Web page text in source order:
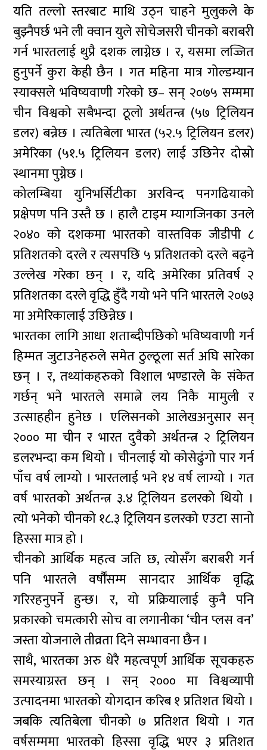
यति तल्लो स्तरबाट माथि उठ्न चाहने मुलुकले के
बुझ्नैपर्छ भने ली क्वान युले सोचेजसरी चीनको बराबरी
गर्न भारतलाई थुप्रै दशक लाग्नेछ । र, यसमा लज्जित
हुनुपर्ने कुरा केही छैन । गत महिना मात्र गोल्डम्यान
स्याक्सले भविष्यवाणी गरेको छ– सन् २०७५ सम्ममा
चीन विश्वको सबैभन्दा ठूलो अर्थतन्त्र (५७ ट्रिलियन
डलर) बन्नेछ । त्यतिबेला भारत (५२.५ ट्रिलियन डलर)
अमेरिका (५१.५ ट्रिलियन डलर) लाई उछिनेर दोस्रो
स्थानमा पुग्नेछ ।
कोलम्बिया युनिभर्सिटीका अरविन्द पनगढियाको
प्रक्षेपण पनि उस्तै छ । हालै टाइम म्यागजिनका उनले
२०४० को दशकमा भारतको वास्तविक जीडीपी ८
प्रतिशतको दरले र त्यसपछि ५ प्रतिशतको दरले बढ्ने
उल्लेख गरेका छन् । र, यदि अमेरिका प्रतिवर्ष २
प्रतिशतका दरले वृद्धि हुँदै गयो भने पनि भारतले २०७३
मा अमेरिकालाई उछिन्नेछ ।
भारतका लागि आधा शताब्दीपछिको भविष्यवाणी गर्न
हिम्मत जुटाउनेहरुले समेत ठुल्ठूला सर्त अघि सारेका
छन् । र, तथ्यांकहरुको विशाल भण्डारले के संकेत
गर्छन् भने भारतले समात्ने लय निकै मामुली र
उत्साहहीन हुनेछ । एलिसनको आलेखअनुसार सन्
२००० मा चीन र भारत दुवैको अर्थतन्त्र २ ट्रिलियन
डलरभन्दा कम थियो । चीनलाई यो कोसेढुंगो पार गर्न
पाँच वर्ष लाग्यो । भारतलाई भने १४ वर्ष लाग्यो । गत
वर्ष भारतको अर्थतन्त्र ३.४ ट्रिलियन डलरको थियो ।
त्यो भनेको चीनको १८.३ ट्रिलियन डलरको एउटा सानो
हिस्सा मात्र हो ।
चीनको आर्थिक महत्व जति छ, त्योसँग बराबरी गर्न
पनि भारतले वर्षौँसम्म सानदार आर्थिक वृद्धि
गरिरहनुपर्ने हुन्छ। र, यो प्रक्रियालाई कुनै पनि
प्रकारको चमत्कारी सोच वा लगानीका ‘चीन प्लस वन’
जस्ता योजनाले तीव्रता दिने सम्भावना छैन ।
साथै, भारतका अरु धेरै महत्वपूर्ण आर्थिक सूचकहरु
समस्याग्रस्त छन् । सन् २००० मा विश्वव्यापी
उत्पादनमा भारतको योगदान करिब १ प्रतिशत थियो ।
जबकि त्यतिबेला चीनको ७ प्रतिशत थियो । गत
वर्षसम्ममा भारतको हिस्सा वृद्धि भएर ३ प्रतिशत